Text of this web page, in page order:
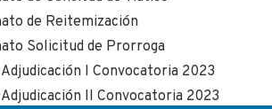
de Reitemización
Solicitud de Prorroga
I Convocatoria 2023
II Convocatoria 2023